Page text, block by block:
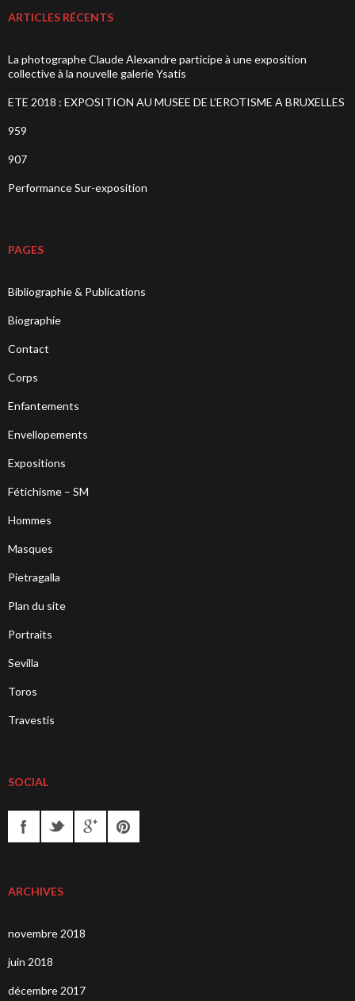
ARTICLES RÉCENTS
La photographe Claude Alexandre participe à une exposition
collective à la nouvelle galerie Ysatis
ETE 2018 : EXPOSITION AU MUSEE DE L’EROTISME A BRUXELLES
959
907
Performance Sur-exposition
PAGES
Bibliographie & Publications
Biographie
Contact
Corps
Enfantements
Envellopements
Expositions
Fétichisme – SM
Hommes
Masques
Pietragalla
Plan du site
Portraits
Sevilla
Toros
Travestis
SOCIAL
ARCHIVES
novembre 2018
juin 2018
décembre 2017